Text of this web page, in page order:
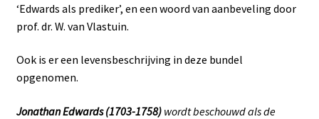
‘Edwards als prediker’, en een woord van aanbeveling door
prof. dr. W. van Vlastuin.
Ook is er een levensbeschrijving in deze bundel
opgenomen.
Jonathan Edwards (1703-1758)wordt beschouwd als de